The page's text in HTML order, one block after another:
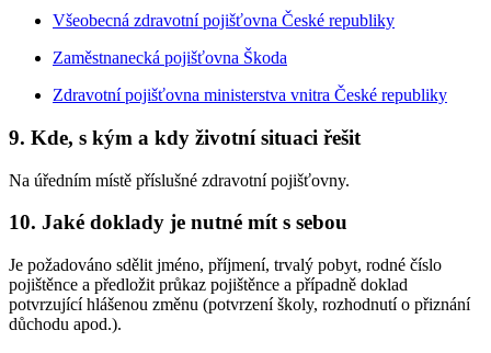
Všeobecná zdravotní pojišťovna České republiky
Zaměstnanecká pojišťovna Škoda
Zdravotní pojišťovna ministerstva vnitra České republiky
9. Kde, s kým a kdy životní situaci řešit
Na úředním místě příslušné zdravotní pojišťovny.
10. Jaké doklady je nutné mít s sebou
Je požadováno sdělit jméno, příjmení, trvalý pobyt, rodné číslo
pojištěnce a předložit průkaz pojištěnce a případně doklad
potvrzující hlášenou změnu (potvrzení školy, rozhodnutí o přiznání
důchodu apod.).